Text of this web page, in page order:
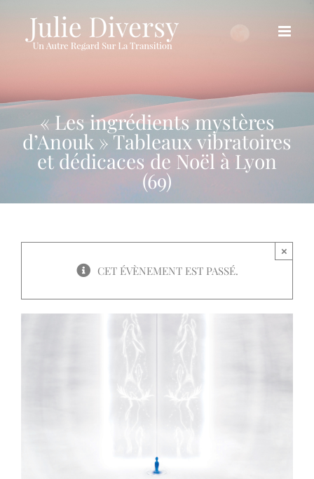
contenu
« Les ingrédients mystères
d’Anouk » Tableaux vibratoires
et dédicaces de Noël à Lyon
(69)
CET ÉVÈNEMENT EST PASSÉ.
×